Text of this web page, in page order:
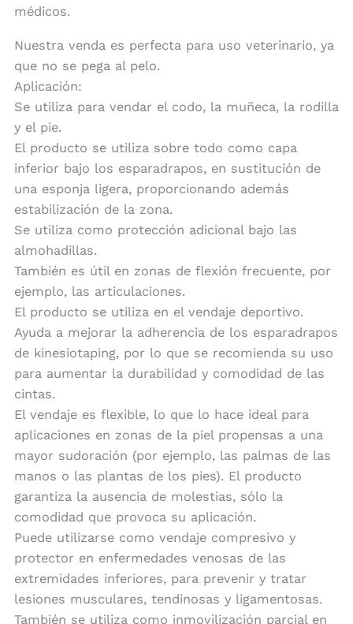
médicos.
Nuestra venda es perfecta para uso veterinario, ya
que no se pega al pelo.
Aplicación:
Se utiliza para vendar el codo, la muñeca, la rodilla
y el pie.
El producto se utiliza sobre todo como capa
inferior bajo los esparadrapos, en sustitución de
una esponja ligera, proporcionando además
estabilización de la zona.
Se utiliza como protección adicional bajo las
almohadillas.
También es útil en zonas de flexión frecuente, por
ejemplo, las articulaciones.
El producto se utiliza en el vendaje deportivo.
Ayuda a mejorar la adherencia de los esparadrapos
de kinesiotaping, por lo que se recomienda su uso
para aumentar la durabilidad y comodidad de las
cintas.
El vendaje es flexible, lo que lo hace ideal para
aplicaciones en zonas de la piel propensas a una
mayor sudoración (por ejemplo, las palmas de las
manos o las plantas de los pies). El producto
garantiza la ausencia de molestias, sólo la
comodidad que provoca su aplicación.
Puede utilizarse como vendaje compresivo y
protector en enfermedades venosas de las
extremidades inferiores, para prevenir y tratar
lesiones musculares, tendinosas y ligamentosas.
También se utiliza como inmovilización parcial en